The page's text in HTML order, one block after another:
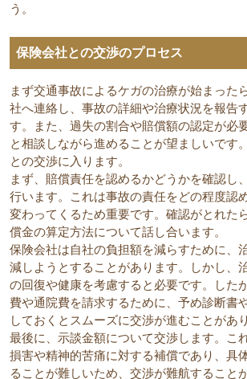
う。
保険会社との交渉のプロセス
まず交通事故によるケガの治療が始まった
社へ連絡し、事故の詳細や治療状況を報告
す。また、過失の割合や賠償額の認定が必
と相談しながら進めることが望ましいです
との交渉に入ります。
まず、賠償責任を認めるかどうかを確認し
行います。これは事故の責任をどの程度認
変わってくるため重要です。確認がとれた
償金の算定方法について話し合います。
保険会社は自社の負担額を減らすために、
減しようとすることがあります。しかし、
の回復や健康を考慮すると必要です。した
費や通院費を請求するために、予め診断書
しておくとスムーズに交渉が進むことがあ
最後に、示談金額について交渉します。こ
損害や精神的苦痛に対する補償であり、具
ることが難しいため、交渉が難航すること